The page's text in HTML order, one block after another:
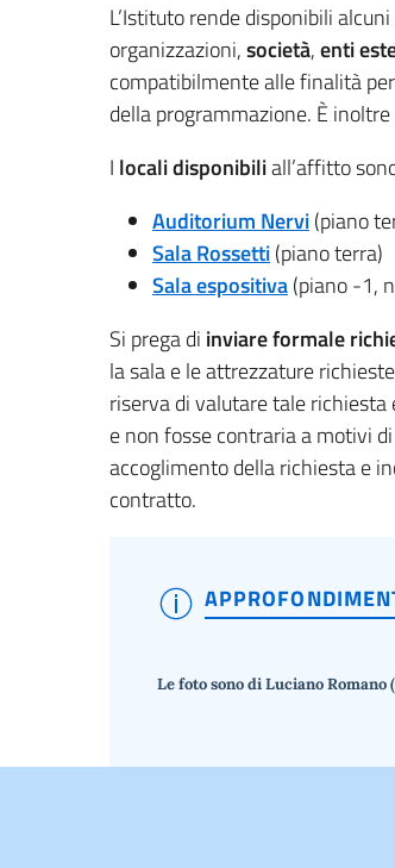
L’Istituto rende disponibili alcuni
organizzazioni,società,enti
compatibilmente alle finalità
della programmazione. È
I locali disponibiliall’affitto
Auditorium Nervi(piano
Sala Rossetti(piano terra)
Sala espositiva(piano -1,
Si prega di inviareformale
la sala e le attrezzature
riserva di valutare tale
e non fosse contraria a motivi
accoglimento della richiesta e
contratto.
Le foto sono di Luciano